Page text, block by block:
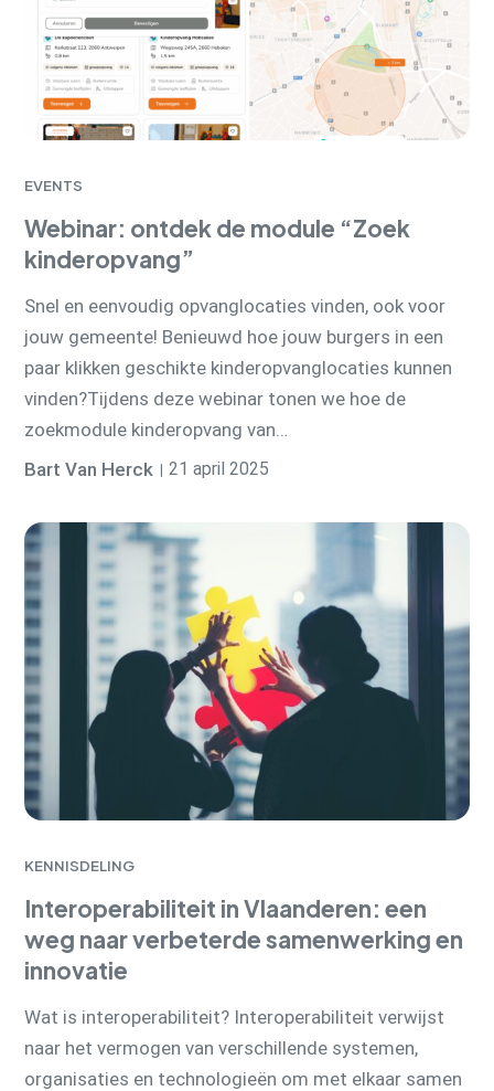
EVENTS
Webinar: ontdek de module “Zoek
kinderopvang”
Snel en eenvoudig opvanglocaties vinden, ook voor
jouw gemeente! Benieuwd hoe jouw burgers in een
paar klikken geschikte kinderopvanglocaties kunnen
vinden?Tijdens deze webinar tonen we hoe de
zoekmodule kinderopvang van…
Bart Van Herck
21 april 2025
KENNISDELING
Interoperabiliteit in Vlaanderen: een
weg naar verbeterde samenwerking en
innovatie
Wat is interoperabiliteit? Interoperabiliteit verwijst
naar het vermogen van verschillende systemen,
organisaties en technologieën om met elkaar samen